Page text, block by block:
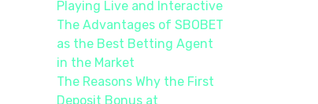
Playing Live and Interactive
The Advantages of SBOBET
as the Best Betting Agent
in the Market
The Reasons Why the First
Deposit Bonus at